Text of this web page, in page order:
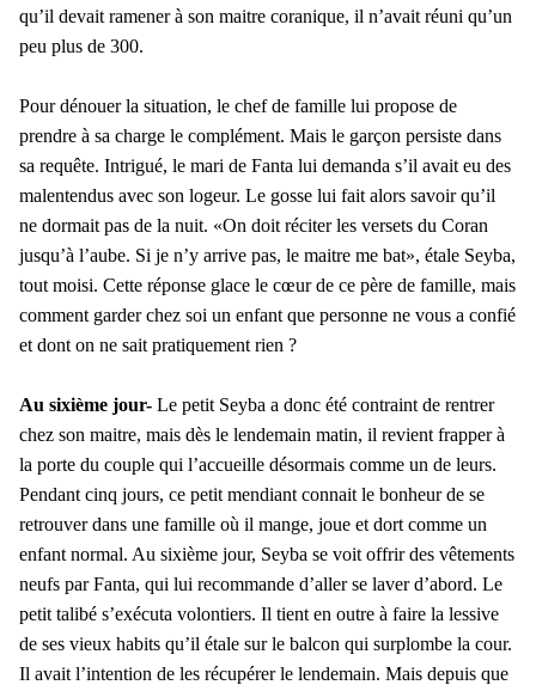
qu’il devait ramener à son maitre coranique, il n’avait réuni qu’un
peu plus de 300.
Pour dénouer la situation, le chef de famille lui propose de
prendre à sa charge le complément. Mais le garçon persiste dans
sa requête. Intrigué, le mari de Fanta lui demanda s’il avait eu des
malentendus avec son logeur. Le gosse lui fait alors savoir qu’il
ne dormait pas de la nuit. «On doit réciter les versets du Coran
jusqu’à l’aube. Si je n’y arrive pas, le maitre me bat», étale Seyba,
tout moisi. Cette réponse glace le cœur de ce père de famille, mais
comment garder chez soi un enfant que personne ne vous a confié
et dont on ne sait pratiquement rien ?
Au sixième jour- Le petit Seyba a donc été contraint de rentrer
chez son maitre, mais dès le lendemain matin, il revient frapper à
la porte du couple qui l’accueille désormais comme un de leurs.
Pendant cinq jours, ce petit mendiant connait le bonheur de se
retrouver dans une famille où il mange, joue et dort comme un
enfant normal. Au sixième jour, Seyba se voit offrir des vêtements
neufs par Fanta, qui lui recommande d’aller se laver d’abord. Le
petit talibé s’exécuta volontiers. Il tient en outre à faire la lessive
de ses vieux habits qu’il étale sur le balcon qui surplombe la cour.
Il avait l’intention de les récupérer le lendemain. Mais depuis que